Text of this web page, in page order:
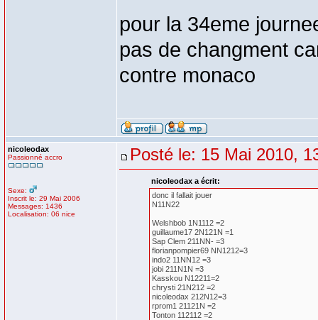
pour la 34eme
pas de changment
contre monaco
nicoleodax
Passionné accro
Sexe:
Inscrit le: 29 Mai 2006
Messages: 1436
Localisation: 06 nice
Posté le: 15 Mai 2010,
nicoleodax a écrit:
donc il fallait jouer
N11N22
Welshbob 1N1112 =2
guillaume17 2N121N =1
Sap Clem 211NN- =3
florianpompier69 NN1212=3
indo2 11NN12 =3
jobi 211N1N =3
Kasskou N12211=2
chrysti 21N212 =2
nicoleodax 212N12=3
rprom1 21121N =2
Tonton 112112 =2